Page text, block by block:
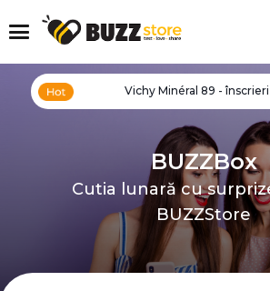
Vichy Minéral 89 -
BUZZBox
Cutia lunară cu
BUZZStore